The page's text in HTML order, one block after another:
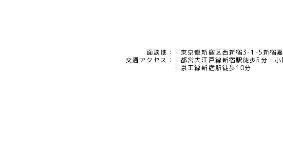
面談地：
東京都新宿区西新宿3-1-5新宿
交通アクセス：
都営大江戸線新宿駅徒歩5分 小
京王線新宿駅徒歩10分